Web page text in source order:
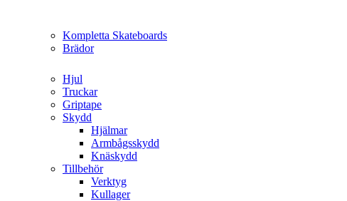
Kompletta Skateboards
Brädor
Hjul
Truckar
Griptape
Skydd
Hjälmar
Armbågsskydd
Knäskydd
Tillbehör
Verktyg
Kullager